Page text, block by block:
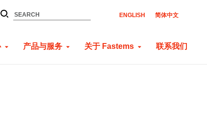
ENGLISH 简体中文
产品与服务 关于 Fastems 联系我们